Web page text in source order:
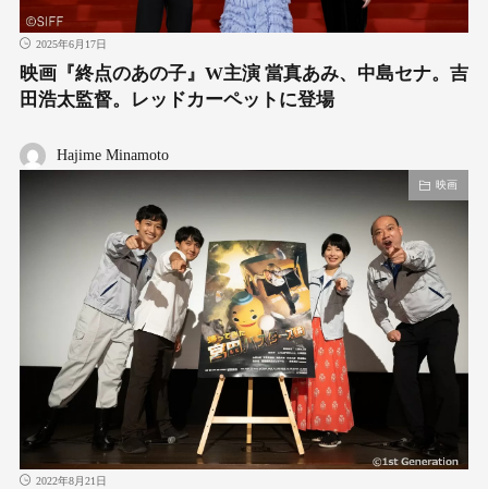
2025年6月17日
映画『終点のあの子』W主演 當真あみ、中島セナ。吉
田浩太監督。レッドカーペットに登場
Hajime Minamoto
映画
2022年8月21日